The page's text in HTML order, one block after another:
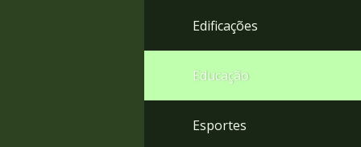
Edificações
Educação
Esportes